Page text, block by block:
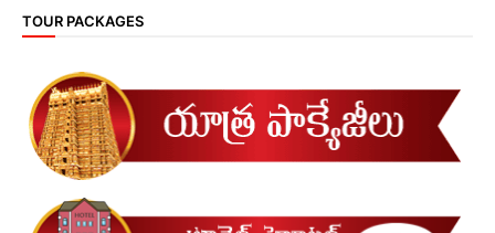
TOUR PACKAGES